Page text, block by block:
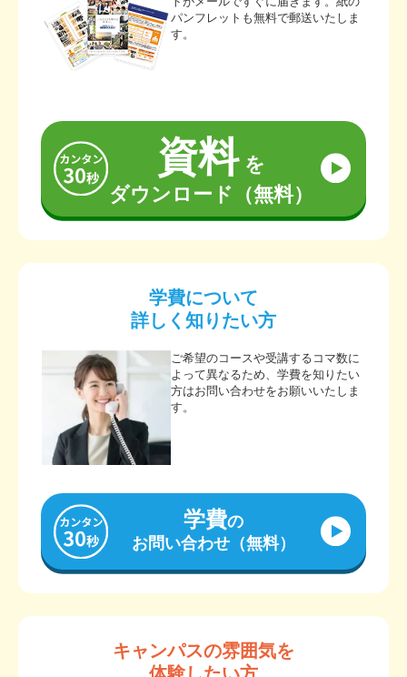
パンフレットも無料で郵送いたしま
す。
資料を
ダウンロード（無料）
学費について
詳しく知りたい方
ご希望のコースや受講するコマ数に
よって異なるため、学費を知りたい
方はお問い合わせをお願いいたしま
す。
学費の
お問い合わせ（無料）
キャンパスの雰囲気を